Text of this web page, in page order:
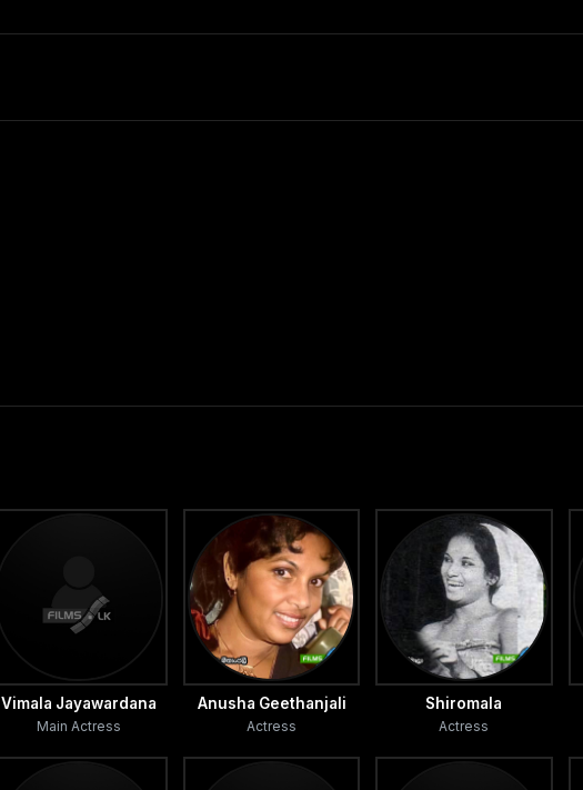
Vimala Jayawardana
Main Actress
Anusha Geethanjali
Actress
Shiromala
Actress